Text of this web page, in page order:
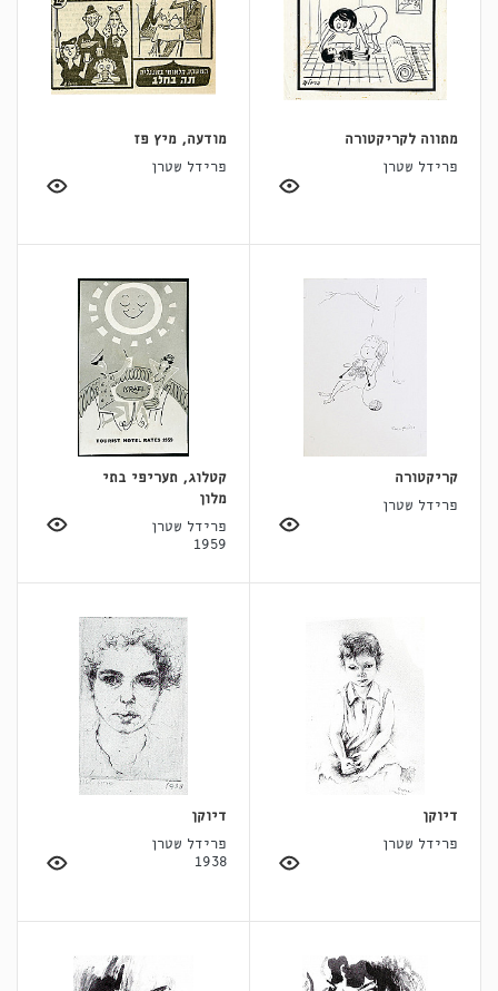
מתווה לקריקטורה
פרידל שטרן
מודעה, מיץ פז
פרידל שטרן
קריקטורה
פרידל שטרן
קטלוג, תעריפי בתי
מלון
פרידל שטרן
1959
דיוקן
פרידל שטרן
דיוקן
פרידל שטרן
1938